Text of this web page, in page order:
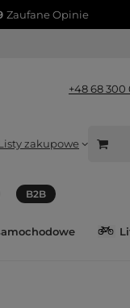
Zaufane Opinie
+48 68 300
zakupowe
B2B